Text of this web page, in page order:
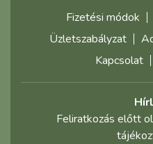
Fizetési módok
Üzletszabályzat
Kapcsolat
Feliratkozás előtt